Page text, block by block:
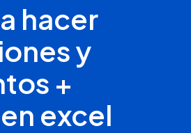
hacer
y
+
excel